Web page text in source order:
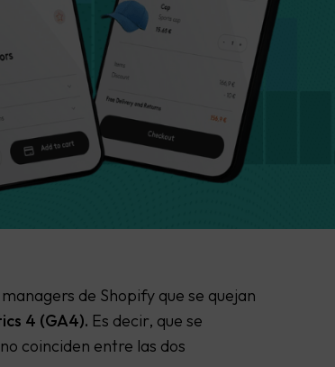
de Shopify que se quejan
4 (GA4). Es decir, que se
coinciden entre las dos